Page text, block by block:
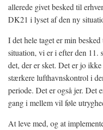
allerede givet besked til
DK21 i lyset af den ny
I det hele taget er min
situation, vi er i efter den 11.
det, der er sket. Det er jo
stærkere lufthavnskontrol i
periode. Det er også jer. Det
gang i mellem vil føle
At leve med, og at